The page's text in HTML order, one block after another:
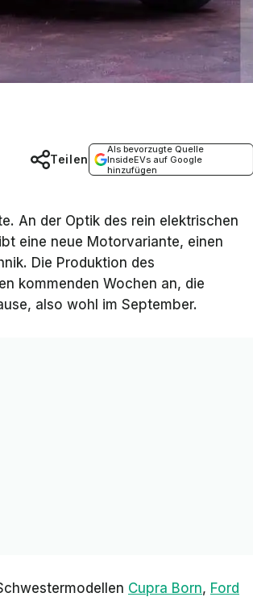
Als bevorzugte Quelle
InsideEVs auf Google
hinzufügen
Teilen
An der Optik des rein elektrischen
eine neue Motorvariante, einen
Die Produktion des
kommenden Wochen an, die
also wohl im September.
Cupra Born, Ford